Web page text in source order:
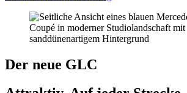
Der neue GLC